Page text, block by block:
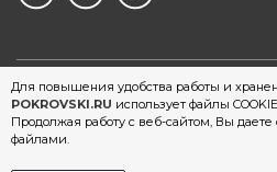
Для повышения удобства работы и
POKROVSKI.RU использует файлы
Продолжая работу с веб-сайтом, Вы даете
файлами.
©1997 - 2026 Обувной Дом
магазинов обуви в